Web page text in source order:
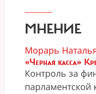
МНЕНИЕ
Морарь
«Черная касса»
Контроль за